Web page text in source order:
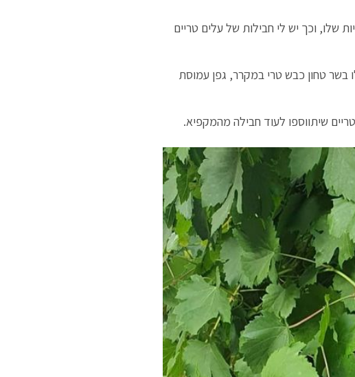
שלו, וכך יש לי חבילות של עלים טריים
טחון כבש טרי במקרר, גפן עמוסת
שיתווספו לעוד חבילה מהמקפיא.